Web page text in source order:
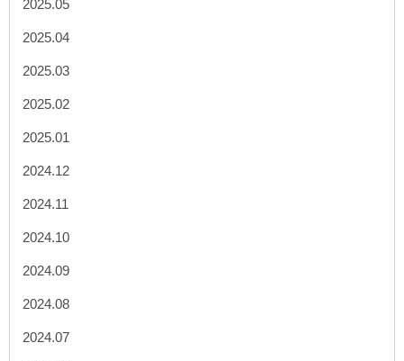
2025.05
2025.04
2025.03
2025.02
2025.01
2024.12
2024.11
2024.10
2024.09
2024.08
2024.07